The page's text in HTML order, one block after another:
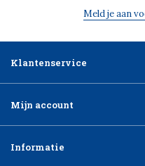
Meld je aan
Klantenservice
Mijn account
Informatie